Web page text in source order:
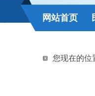
网站首页
您现在的位